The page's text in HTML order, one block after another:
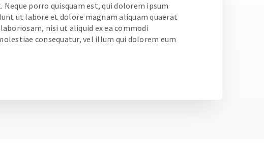
porro quisquam est, qui dolorem ipsum
ut labore et dolore magnam aliquam quaerat
nisi ut aliquid ex ea commodi
consequatur, vel illum qui dolorem eum